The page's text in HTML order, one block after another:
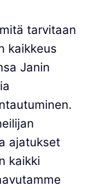
tarvitaan
kaikkeus
Janin
ajatukset
kaikki